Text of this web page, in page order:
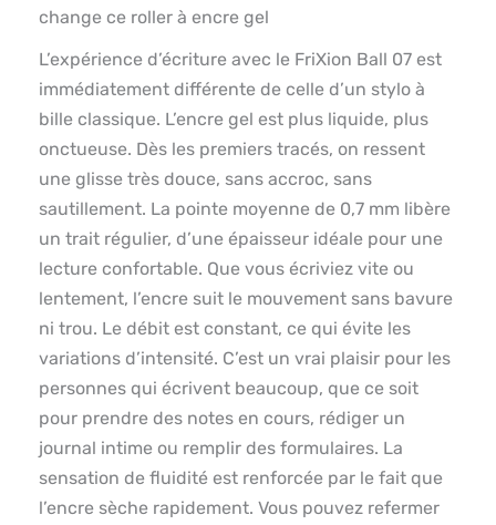
change ce roller à encre gel
L’expérience d’écriture avec le FriXion Ball 07 est
immédiatement différente de celle d’un stylo à
bille classique. L’encre gel est plus liquide, plus
onctueuse. Dès les premiers tracés, on ressent
une glisse très douce, sans accroc, sans
sautillement. La pointe moyenne de 0,7 mm libère
un trait régulier, d’une épaisseur idéale pour une
lecture confortable. Que vous écriviez vite ou
lentement, l’encre suit le mouvement sans bavure
ni trou. Le débit est constant, ce qui évite les
variations d’intensité. C’est un vrai plaisir pour les
personnes qui écrivent beaucoup, que ce soit
pour prendre des notes en cours, rédiger un
journal intime ou remplir des formulaires. La
sensation de fluidité est renforcée par le fait que
l’encre sèche rapidement. Vous pouvez refermer